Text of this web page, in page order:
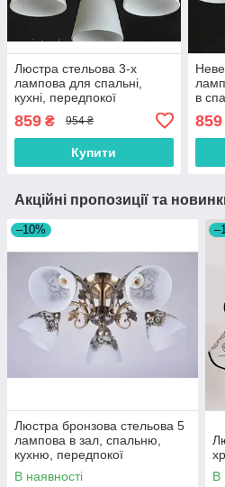
Люстра стельова 3-х
лампова для спальні,
кухні, передпокої
859 ₴ 954 ₴
Купити
в
859
Акційні пропозиції та
–10%
Люстра бронзова стельова 5
лампова в зал, спальню,
кухню, передпокої
В наявності
В